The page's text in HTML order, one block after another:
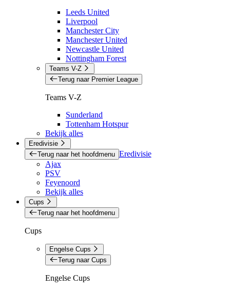
Leeds United
Liverpool
Manchester City
Manchester United
Newcastle United
Nottingham Forest
Teams V-Z
Terug naar Premier League
Teams V-Z
Sunderland
Tottenham Hotspur
Bekijk alles
Eredivisie
Terug naar het hoofdmenu Eredivisie
Ajax
PSV
Feyenoord
Bekijk alles
Cups
Terug naar het hoofdmenu
Cups
Engelse Cups
Terug naar Cups
Engelse Cups